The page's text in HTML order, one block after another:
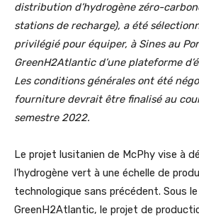
distribution d’hydrogène zéro-
stations de recharge), a été
privilégié pour équiper, à Sines au
GreenH2Atlantic d’une plateforme
Les conditions générales ont été
fourniture devrait être finalisé au
semestre 2022.
Le projet lusitanien de McPhy vise à
l’hydrogène vert à une échelle de
technologique sans précédent. Sous
GreenH2Atlantic, le projet de